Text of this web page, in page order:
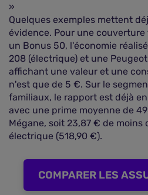
»
Quelques exemples mettent
évidence. Pour une couverture
un Bonus 50, l'économie
208 (électrique) et une
affichant une valeur et une
n'est que de 5 €. Sur le
familiaux, le rapport est déjà
avec une prime moyenne de
Mégane, soit 23,87 € de moins
électrique (518,90 €).
COMPARER LES